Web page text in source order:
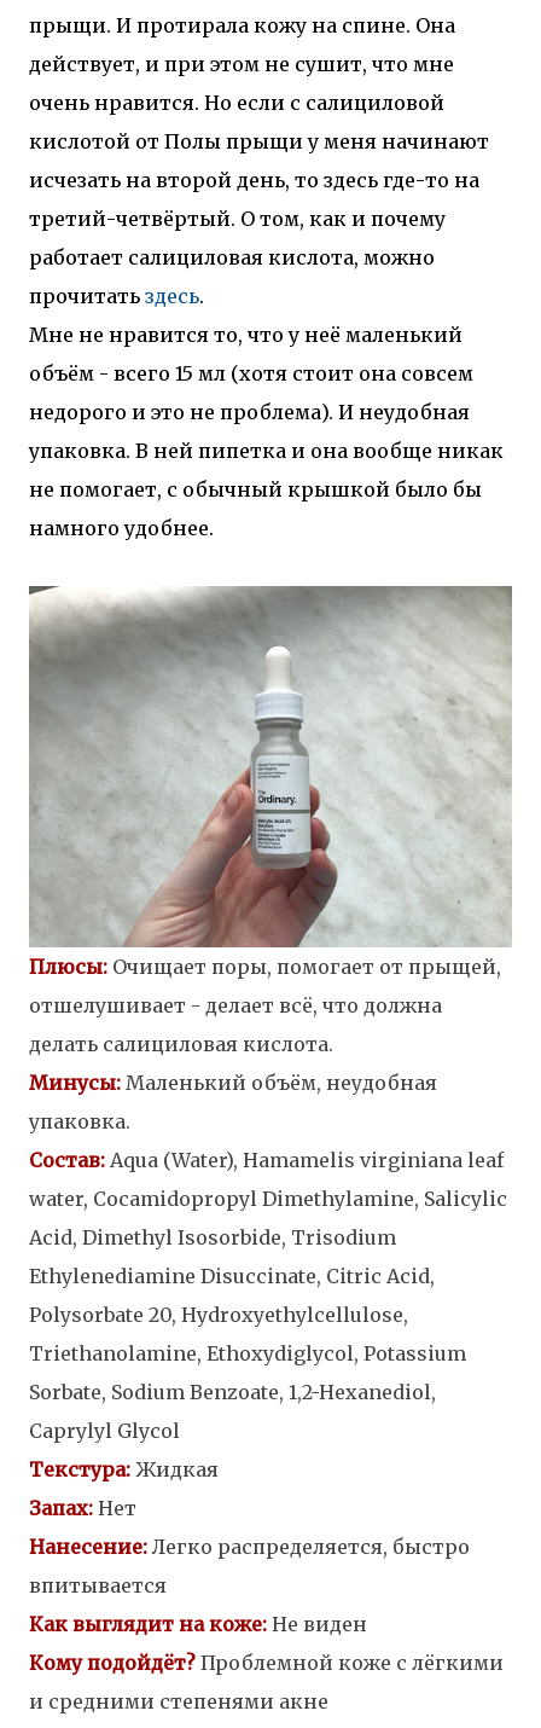
прыщи. И протирала кожу на спине. Она
действует, и при этом не сушит, что мне
очень нравится. Но если с салициловой
кислотой от Полы прыщи у меня начинают
исчезать на второй день, то здесь где-то на
третий-четвёртый. О том, как и почему
работает салициловая кислота, можно
прочитать здесь.
Мне не нравится то, что у неё маленький
объём - всего 15 мл (хотя стоит она совсем
недорого и это не проблема). И неудобная
упаковка. В ней пипетка и она вообще никак
не помогает, с обычный крышкой было бы
намного удобнее.
Плюсы: Очищает поры, помогает от прыщей,
отшелушивает - делает всё, что должна
делать салициловая кислота.
Минусы: Маленький объём, неудобная
упаковка.
Состав: Aqua (Water), Hamamelis virginiana leaf
water, Cocamidopropyl Dimethylamine, Salicylic
Acid, Dimethyl Isosorbide, Trisodium
Ethylenediamine Disuccinate, Citric Acid,
Polysorbate 20, Hydroxyethylcellulose,
Triethanolamine, Ethoxydiglycol, Potassium
Sorbate, Sodium Benzoate, 1,2-Hexanediol,
Caprylyl Glycol
Текстура: Жидкая
Запах: Нет
Нанесение: Легко распределяется, быстро
впитывается
Как выглядит на коже: Не виден
Кому подойдёт? Проблемной коже с лёгкими
и средними степенями акне